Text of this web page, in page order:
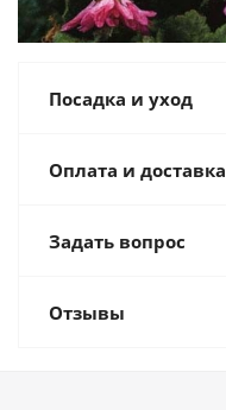
Посадка и уход
Оплата и доставка
Задать вопрос
Отзывы